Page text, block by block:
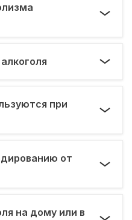
при
от
на дому или в